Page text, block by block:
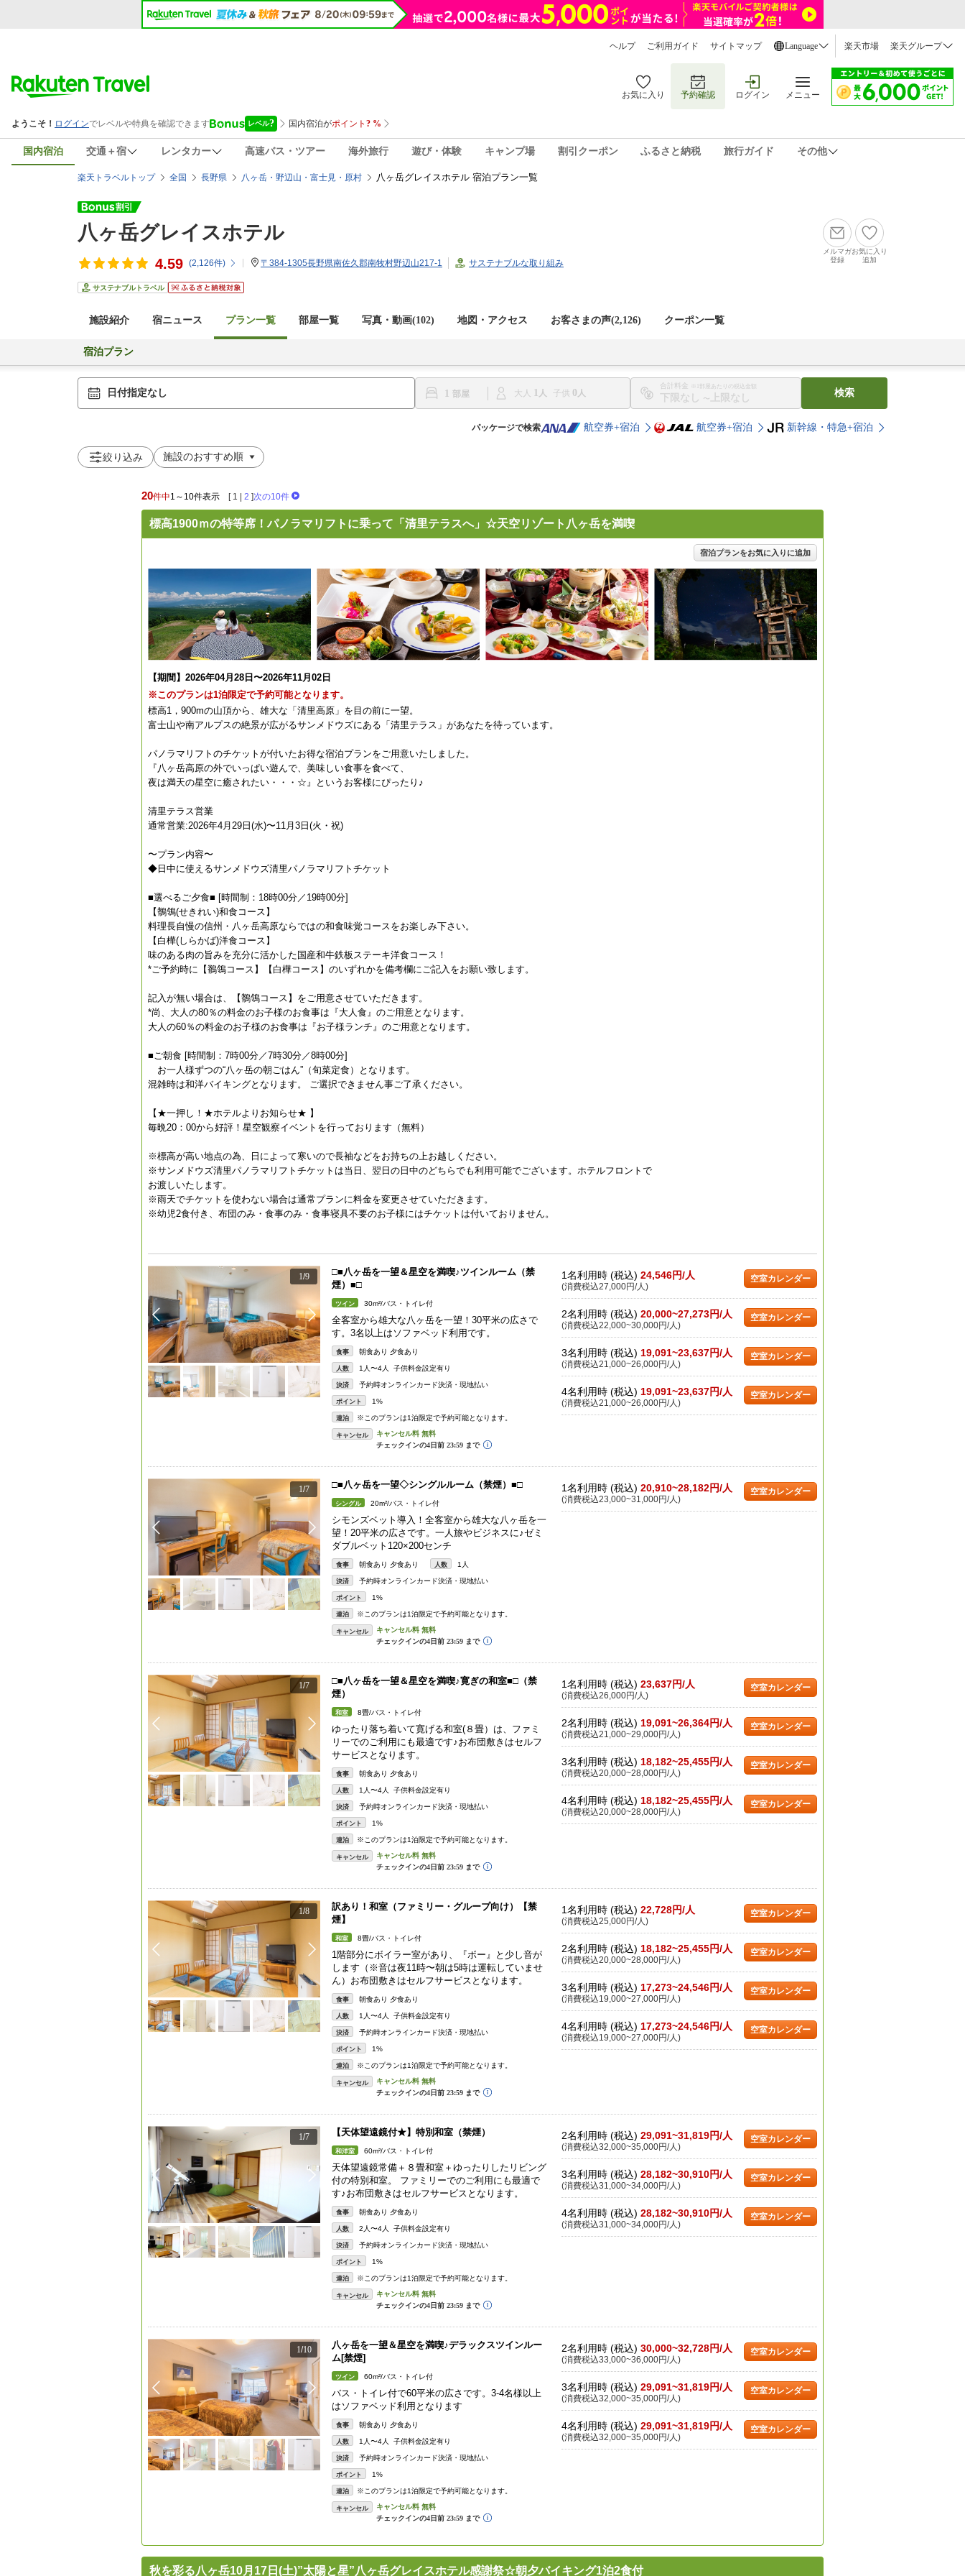
ヘルプ ご利用ガイド サイトマップ Language 楽天市場 楽天グループ
お気に入り 予約確認 ログイン メニュー
国内宿泊 交通＋宿 レンタカー 高速バス・ツアー 海外旅行 遊び・体験 キャンプ場 割引クーポン ふるさと納税 旅行ガイド その他
楽天トラベルトップ 全国 長野県 八ヶ岳・野辺山・富士見・原村 八ヶ岳グレイスホテル 宿泊プラン一覧
八ヶ岳グレイスホテル
4.59 (2,126件) 〒384-1305長野県南佐久郡南牧村野辺山217-1 サステナブルな取り組み
サステナブルトラベル
メルマガ
登録
お気に入り
追加
施設紹介 宿ニュース プラン一覧 部屋一覧 写真・動画(102) 地図・アクセス お客さまの声(2,126) クーポン一覧
宿泊プラン
日付指定なし 1 大人 1 子供 0
合計料金 ※1部屋あたりの税込金額
〜
検索
パッケージで検索 航空券+宿泊 航空券+宿泊 新幹線・特急+宿泊
絞り込み
20件中1～10件表示 [ 1 2 ]次の10件
標高1900ｍの特等席！パノラマリフトに乗って「清里テラスへ」☆天空リゾート八ヶ岳を満喫
宿泊プランをお気に入りに追加
【期間】2026年04月28日〜2026年11月02日
※このプランは1泊限定で予約可能となります。
標高1，900mの山頂から、雄大な「清里高原」を目の前に一望。
富士山や南アルプスの絶景が広がるサンメドウズにある「清里テラス」があなたを待っています。
パノラマリフトのチケットが付いたお得な宿泊プランをご用意いたしました。
『八ヶ岳高原の外でいっぱい遊んで、美味しい食事を食べて、
夜は満天の星空に癒されたい・・・☆』というお客様にぴったり♪
清里テラス営業
通常営業:2026年4月29日(水)〜11月3日(火・祝)
〜プラン内容〜
◆日中に使えるサンメドウズ清里パノラマリフトチケット
■選べるご夕食■ [時間制：18時00分／19時00分]
【鶺鴒(せきれい)和食コース】
料理長自慢の信州・八ヶ岳高原ならではの和食味覚コースをお楽しみ下さい。
【白樺(しらかば)洋食コース】
味のある肉の旨みを充分に活かした国産和牛鉄板ステーキ洋食コース！
*ご予約時に【鶺鴒コース】【白樺コース】のいずれかを備考欄にご記入をお願い致します。
記入が無い場合は、【鶺鴒コース】をご用意させていただきます。
*尚、大人の80％の料金のお子様のお食事は『大人食』のご用意となります。
大人の60％の料金のお子様のお食事は『お子様ランチ』のご用意となります。
■ご朝食 [時間制：7時00分／7時30分／8時00分]
お一人様ずつの“八ヶ岳の朝ごはん”（旬菜定食）となります。
混雑時は和洋バイキングとなります。 ご選択できません事ご了承ください。
【★一押し！★ホテルよりお知らせ★ 】
毎晩20：00から好評！星空観察イベントを行っております（無料）
※標高が高い地点の為、日によって寒いので長袖などをお持ちの上お越しください。
※サンメドウズ清里パノラマリフトチケットは当日、翌日の日中のどちらでも利用可能でございます。ホテルフロントで
お渡しいたします。
※雨天でチケットを使わない場合は通常プランに料金を変更させていただきます。
※幼児2食付き、布団のみ・食事のみ・食事寝具不要のお子様にはチケットは付いておりません。
1/9
□■八ヶ岳を一望＆星空を満喫♪ツインルーム（禁
煙）■□
ツイン 30m²/バス・トイレ付
全客室から雄大な八ヶ岳を一望！30平米の広さで
す。3名以上はソファベッド利用です。
食事 朝食あり 夕食あり
人数 1人〜4人 子供料金設定有り
決済 予約時オンラインカード決済・現地払い
ポイント 1%
連泊 ※このプランは1泊限定で予約可能となります。
キャンセル
1名利用時 (税込) 24,546円/人
(消費税込27,000円/人)
空室カレンダー
2名利用時 (税込) 20,000~27,273円/人
(消費税込22,000~30,000円/人)
空室カレンダー
3名利用時 (税込) 19,091~23,637円/人
(消費税込21,000~26,000円/人)
空室カレンダー
4名利用時 (税込) 19,091~23,637円/人
(消費税込21,000~26,000円/人)
空室カレンダー
1/7 □■八ヶ岳を一望◇シングルルーム（禁煙）■□
シングル 20m²/バス・トイレ付
シモンズベット導入！全客室から雄大な八ヶ岳を一
望！20平米の広さです。一人旅やビジネスに♪ゼミ
ダブルベット120×200センチ
食事 朝食あり 夕食あり 人数 1人
決済 予約時オンラインカード決済・現地払い
ポイント 1%
連泊 ※このプランは1泊限定で予約可能となります。
キャンセル
1名利用時 (税込) 20,910~28,182円/人
(消費税込23,000~31,000円/人)
空室カレンダー
1/7
□■八ヶ岳を一望＆星空を満喫♪寛ぎの和室■□（禁
煙）
和室 8畳/バス・トイレ付
ゆったり落ち着いて寛げる和室(８畳）は、ファミ
リーでのご利用にも最適です♪お布団敷きはセルフ
サービスとなります。
食事 朝食あり 夕食あり
人数 1人〜4人 子供料金設定有り
決済 予約時オンラインカード決済・現地払い
ポイント 1%
連泊 ※このプランは1泊限定で予約可能となります。
キャンセル
1名利用時 (税込) 23,637円/人
(消費税込26,000円/人)
空室カレンダー
2名利用時 (税込) 19,091~26,364円/人
(消費税込21,000~29,000円/人)
空室カレンダー
3名利用時 (税込) 18,182~25,455円/人
(消費税込20,000~28,000円/人)
空室カレンダー
4名利用時 (税込) 18,182~25,455円/人
(消費税込20,000~28,000円/人)
空室カレンダー
1/8
訳あり！和室（ファミリー・グループ向け）【禁
煙】
和室 8畳/バス・トイレ付
1階部分にボイラー室があり、『ボー』と少し音が
します（※音は夜11時〜朝は5時は運転していませ
ん）お布団敷きはセルフサービスとなります。
食事 朝食あり 夕食あり
人数 1人〜4人 子供料金設定有り
決済 予約時オンラインカード決済・現地払い
ポイント 1%
連泊 ※このプランは1泊限定で予約可能となります。
キャンセル
1名利用時 (税込) 22,728円/人
(消費税込25,000円/人)
空室カレンダー
2名利用時 (税込) 18,182~25,455円/人
(消費税込20,000~28,000円/人)
空室カレンダー
3名利用時 (税込) 17,273~24,546円/人
(消費税込19,000~27,000円/人)
空室カレンダー
4名利用時 (税込) 17,273~24,546円/人
(消費税込19,000~27,000円/人)
空室カレンダー
1/7 【天体望遠鏡付★】特別和室（禁煙）
和洋室 60m²/バス・トイレ付
天体望遠鏡常備＋８畳和室＋ゆったりしたリビング
付の特別和室。 ファミリーでのご利用にも最適で
す♪お布団敷きはセルフサービスとなります。
食事 朝食あり 夕食あり
人数 2人〜4人 子供料金設定有り
決済 予約時オンラインカード決済・現地払い
ポイント 1%
連泊 ※このプランは1泊限定で予約可能となります。
キャンセル
2名利用時 (税込) 29,091~31,819円/人
(消費税込32,000~35,000円/人)
空室カレンダー
3名利用時 (税込) 28,182~30,910円/人
(消費税込31,000~34,000円/人)
空室カレンダー
4名利用時 (税込) 28,182~30,910円/人
(消費税込31,000~34,000円/人)
空室カレンダー
1/10
八ヶ岳を一望＆星空を満喫♪デラックスツインルー
ム[禁煙]
ツイン 60m²/バス・トイレ付
バス・トイレ付で60平米の広さです。3-4名様以上
はソファベッド利用となります
食事 朝食あり 夕食あり
人数 1人〜4人 子供料金設定有り
決済 予約時オンラインカード決済・現地払い
ポイント 1%
連泊 ※このプランは1泊限定で予約可能となります。
キャンセル
2名利用時 (税込) 30,000~32,728円/人
(消費税込33,000~36,000円/人)
空室カレンダー
3名利用時 (税込) 29,091~31,819円/人
(消費税込32,000~35,000円/人)
空室カレンダー
4名利用時 (税込) 29,091~31,819円/人
(消費税込32,000~35,000円/人)
空室カレンダー
秋を彩る八ヶ岳10月17日(土)”太陽と星”八ヶ岳グレイスホテル感謝祭☆朝夕バイキング1泊2食付